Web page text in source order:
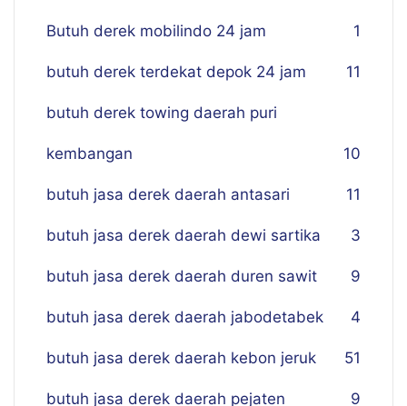
Butuh derek mobilindo 24 jam 1
butuh derek terdekat depok 24 jam 11
butuh derek towing daerah puri
kembangan 10
butuh jasa derek daerah antasari 11
butuh jasa derek daerah dewi sartika 3
butuh jasa derek daerah duren sawit 9
butuh jasa derek daerah jabodetabek 4
butuh jasa derek daerah kebon jeruk 51
butuh jasa derek daerah pejaten 9